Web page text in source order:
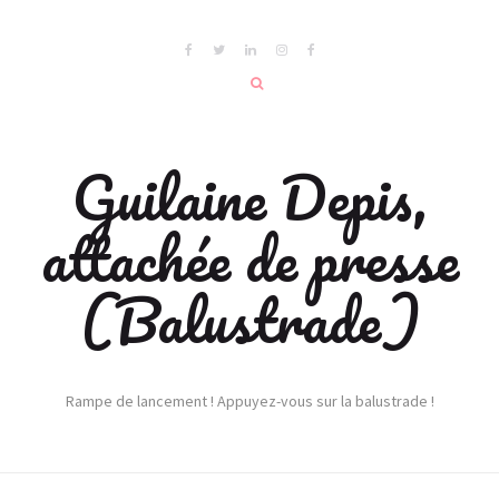
Guilaine Depis,
attachée de presse
(Balustrade)
Rampe de lancement ! Appuyez-vous sur la balustrade !